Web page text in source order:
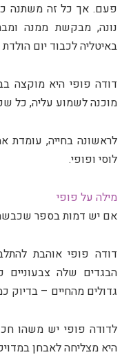
פעם. אך כל זה משתנה
נונה, מבקשת ממנה
באיטליה לכבוד יום
דודה פופי היא מוקצה
מוכנה לשמוע עליה, כל
לראשונה בחייה, עומדת
לוסי ופופי.
מילה על פופי
אם יש דמות בספר שכבשה
דודה פופי אוהבת
הבגדים שלה
גדולים מהחיים – בדיוק
לדודה פופי יש משהו
היא מצליחה לאבחן